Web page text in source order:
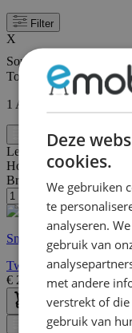
Filter
X
Sorteer op
Tonen
1 Artikel
Filter
Lengte:
Hoogte:83 cm
Breedte/diepte:
145 cm
Snelle levering
Tweepersoonsbed
€ 259,00 €321,00
Filter
Deze
cookies.
We gebruiken
te
analyseren.
gebruik van
met andere
verstrekt of
gebruik van